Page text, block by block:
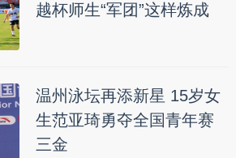
越杯师生“军团”这样炼成
温州泳坛再添新星 15岁女
生范亚琦勇夺全国青年赛
三金